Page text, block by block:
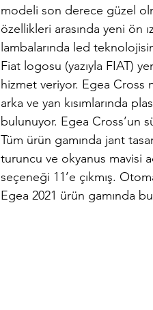
modeli son derece güzel
özellikleri arasında yeni ön
lambalarında led
Fiat logosu (yazıyla FIAT)
hizmet veriyor. Egea Cross
arka ve yan kısımlarında
bulunuyor. Egea Cross’un
Tüm ürün gamında jant
turuncu ve okyanus mavisi
seçeneği 11’e çıkmış.
Egea 2021 ürün gamında